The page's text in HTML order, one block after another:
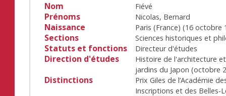
Nom Fiévé
Prénoms Nicolas, Bernard
Naissance Paris (France) (16 octobre
Sections Sciences historiques et
Statuts et fonctions Directeur d'études
Direction d'études
Histoire de l'architecture
jardins du Japon (octobre
Distinctions
Prix Giles de l’Académie
Inscriptions et des Belles-